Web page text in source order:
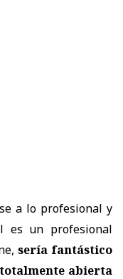
a lo profesional y
es un profesional
sería fantástico
abierta